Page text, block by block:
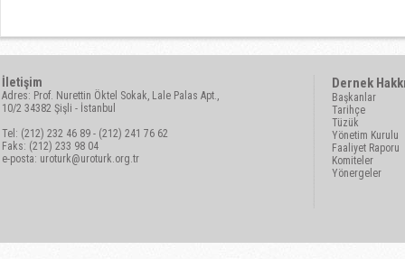
İletişim
Adres: Prof. Nurettin Öktel Sokak, Lale Palas Apt.,
10/2 34382 Şişli - İstanbul
Tel: (212) 232 46 89 - (212) 241 76 62
Faks: (212) 233 98 04
e-posta: uroturk@uroturk.org.tr
Dernek
Başkanlar
Tarihçe
Tüzük
Yönetim Kurulu
Faaliyet Raporu
Komiteler
Yönergeler